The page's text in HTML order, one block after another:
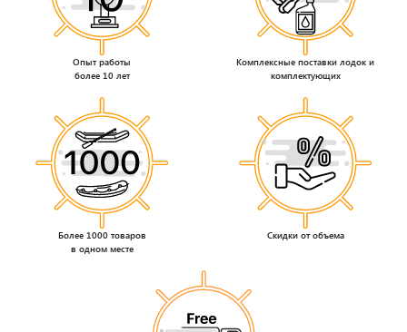
Опыт работы
более 10 лет
Комплексные поставки лодок и
комплектующих
Более 1000 товаров
в одном месте
Скидки от объема